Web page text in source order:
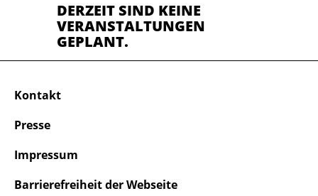
DERZEIT SIND KEINE
VERANSTALTUNGEN
GEPLANT.
Kontakt
Presse
Impressum
Barrierefreiheit der Webseite